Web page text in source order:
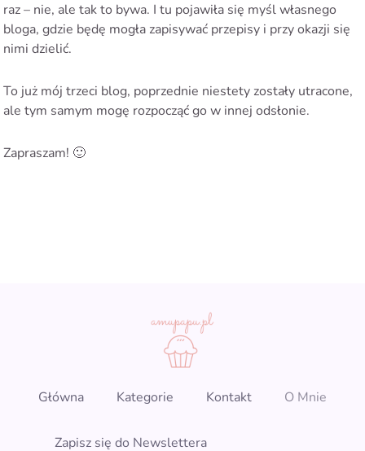
raz – nie, ale tak to bywa. I tu pojawiła się myśl własnego
bloga, gdzie będę mogła zapisywać przepisy i przy okazji się
nimi dzielić.
To już mój trzeci blog, poprzednie niestety zostały utracone,
ale tym samym mogę rozpocząć go w innej odsłonie.
Zapraszam! 🙂
Główna Kategorie Kontakt O Mnie
Zapisz się do Newslettera